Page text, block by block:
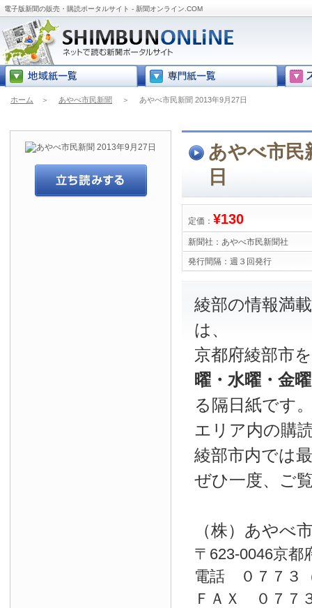
電子版新聞の販売・購読ポータルサイト - 新聞オンライン.COM
ホーム ＞ あやべ市民新聞 ＞ あやべ市民新聞 2013年9月27日
あやべ市民
日
定価： ¥130
新聞社： あやべ市民新聞社
発行間隔： 週３回発行
綾部の情報
は、
京都府綾部市
曜・水曜・金
る隔日紙です
エリア内の購
綾部市内では
ぜひ一度、ご
（株）あやべ
〒623-0046京都
電話 ０７７
ＦＡＸ ０７７